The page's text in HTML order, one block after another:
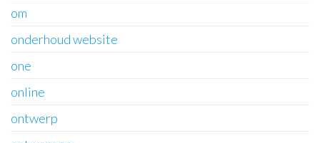
om
onderhoud website
one
online
ontwerp